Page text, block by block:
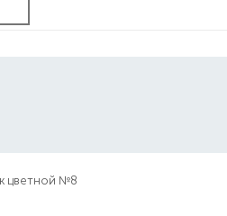
цветной №8